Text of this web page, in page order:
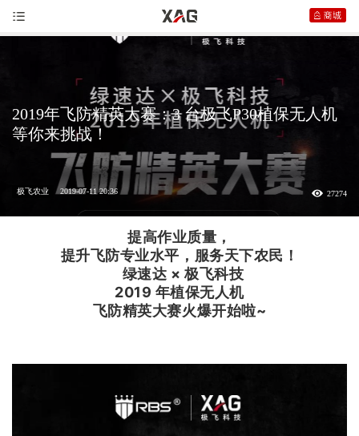
2019年飞防精英大赛：3 台极飞P30植保无人机
等你来挑战！
极飞农业 2019-07-11 20:36 27274
提高作业质量，
提升飞防专业水平，服务天下农民！
绿速达 ×极飞科技
2019 年植保无人机
飞防精英大赛火爆开始啦~